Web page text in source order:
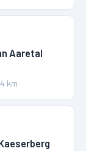
Aaretal
km